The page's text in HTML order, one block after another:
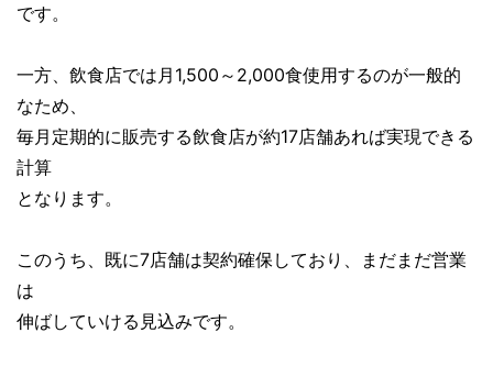
です。
一方、飲食店では月1,500～2,000食使用するのが一般的
なため、
毎月定期的に販売する飲食店が約17店舗あれば実現できる
計算
となります。
このうち、既に7店舗は契約確保しており、まだまだ営業
は
伸ばしていける見込みです。